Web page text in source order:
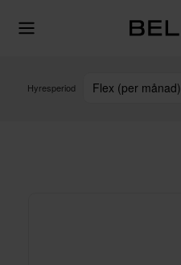
Hyresperiod Flex (per månad)